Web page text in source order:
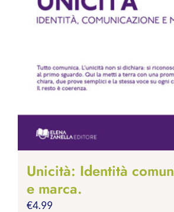
Unicità: Identità
e marca.
€4.99